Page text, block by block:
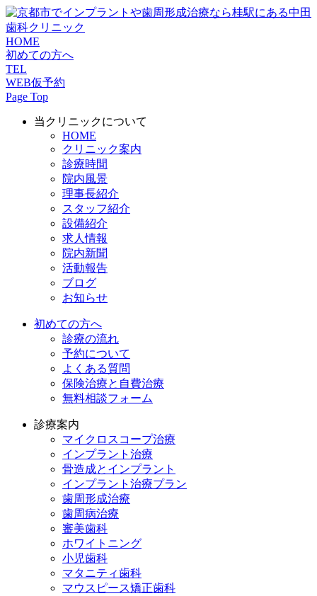
HOME
初めての方へ
TEL
WEB仮予約
Page Top
当クリニックについて
HOME
クリニック案内
診療時間
院内風景
理事長紹介
スタッフ紹介
設備紹介
求人情報
院内新聞
活動報告
ブログ
お知らせ
初めての方へ
診療の流れ
予約について
よくある質問
保険治療と自費治療
無料相談フォーム
診療案内
マイクロスコープ治療
インプラント治療
骨造成とインプラント
インプラント治療プラン
歯周形成治療
歯周病治療
審美歯科
ホワイトニング
小児歯科
マタニティ歯科
マウスピース矯正歯科